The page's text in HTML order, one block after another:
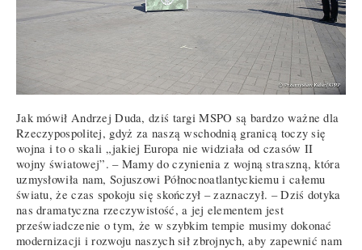
Jak mówił Andrzej Duda, dziś targi MSPO są bardzo ważne dla
Rzeczypospolitej, gdyż za naszą wschodnią granicą toczy się
wojna i to o skali „jakiej Europa nie widziała od czasów II
wojny światowej”. – Mamy do czynienia z wojną straszną, która
uzmysłowiła nam, Sojuszowi Północnoatlantyckiemu i całemu
światu, że czas spokoju się skończył – zaznaczył. – Dziś dotyka
nas dramatyczna rzeczywistość, a jej elementem jest
przeświadczenie o tym, że w szybkim tempie musimy dokonać
modernizacji i rozwoju naszych sił zbrojnych, aby zapewnić nam